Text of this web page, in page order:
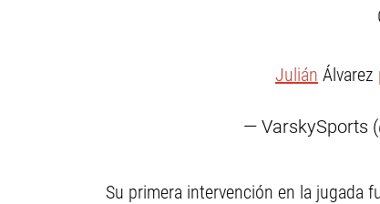
Julián Álvarez
— VarskySports
Su primera intervención en la jugada